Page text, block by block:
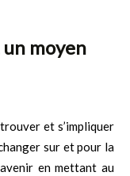
moyen
et s’impliquer
sur et pour la
en mettant au